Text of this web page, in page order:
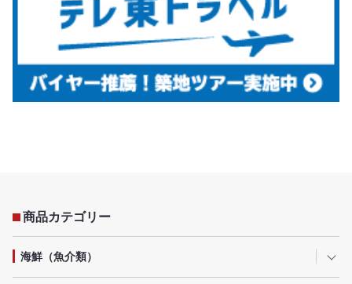
商品カテゴリー
海鮮（魚介類）